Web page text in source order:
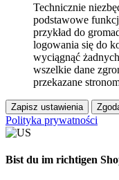
Technicznie
podstawowe
przykład do
logowania się do
wyciągnąć
wszelkie dane
przekazane
Zapisz ustawienia
Polityka prywatności
Bist du im richtigen